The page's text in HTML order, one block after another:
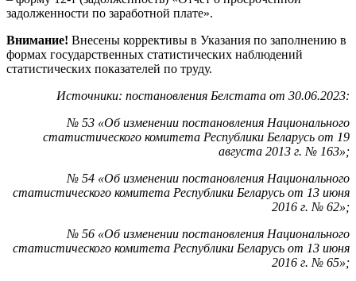
задолженности по заработной плате».
Внимание! Внесены коррективы в Указания по заполнению в
формах государственных статистических наблюдений
статистических показателей по труду.
Источники: постановления Белстата от 30.06.2023:
№ 53 «Об изменении постановления Национального
статистического комитета Республики Беларусь от 19
августа 2013 г. № 163»;
№ 54 «Об изменении постановления Национального
статистического комитета Республики Беларусь от 13 июня
2016 г. № 62»;
№ 56 «Об изменении постановления Национального
статистического комитета Республики Беларусь от 13 июня
2016 г. № 65»;